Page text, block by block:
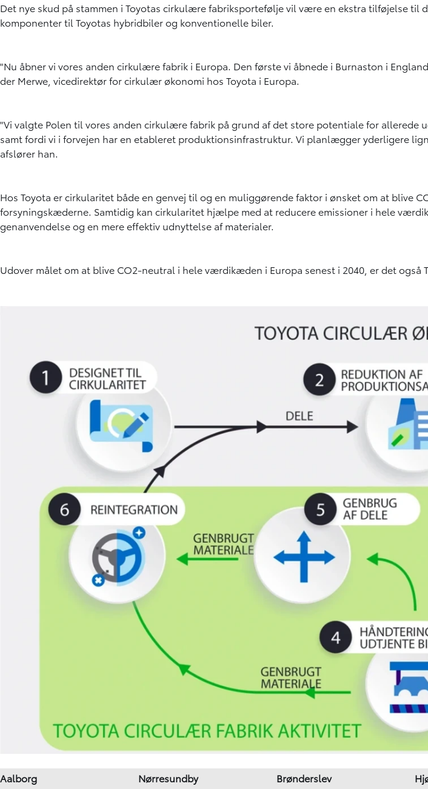
Det nye skud på stammen i Toyotas cirkulære fabriksportefølje vil være en ekstra tilføjelse til
komponenter til Toyotas hybridbiler og konventionelle biler.
"Nu åbner vi vores anden cirkulære fabrik i Europa. Den første vi åbnede i Burnaston i
der Merwe, vicedirektør for cirkulær økonomi hos Toyota i Europa.
"Vi valgte Polen til vores anden cirkulære fabrik på grund af det store potentiale for
samt fordi vi i forvejen har en etableret produktionsinfrastruktur. Vi planlægger yderligere
afslører han.
Hos Toyota er cirkularitet både en genvej til og en muliggørende faktor i ønsket om at blive
forsyningskæderne. Samtidig kan cirkularitet hjælpe med at reducere emissioner i hele
genanvendelse og en mere effektiv udnyttelse af materialer.
Udover målet om at blive CO2-neutral i hele værdikæden i Europa senest i 2040, er det
Aalborg Nørresundby Brønderslev